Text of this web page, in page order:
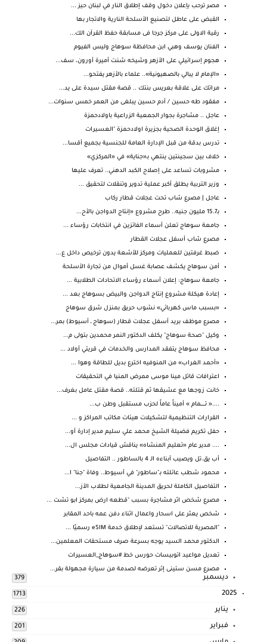
مصر ترحب بإعلان دخول وقف إطلاق النار في لبنان حيز ...
القبض على عاطل لتصنيع الأسلحة النارية والاتجار بها
رقية الاولى على مركز جرجا فى مسابقة حفظ القرآن الك...
الفنان يوسف وهبي ابن محافظة سوهاج وليس الفيوم
هجوم إسرائيلي على الأزهر وشيخه شنت أميرة أورون، سف...
«الإمام لا يبالي بالصهيونية».. علماء بالأزهر يفتحو...
مراتك على علاقة بعريس بنتك .. قصة مقتل سيدة على يد...
مفقود طه حسين / أدم حسين يبلغى من العمر خمس سنوات...
عاجل .. مشاجرة بجوار الجمعية الزراعية باولادحمزة
إغلاق الوحدة الصحية بجزيرة اولادحمزة "العسيرات
تدرس بدقة من قبل الإدارة العامة للجنسية بجميع أقسا...
خلاف بين سجينتين ينتهي بـ«جناية» في «المركزي»
مشروبات تساعد على إصلاح الكبد الدهني.. تعرف عليها
وزير التربية يطلق أكبر عملية تدوير وتنقلات لتحقيق ...
عاجل | مصرع شاب تحت عجلات قطار ركاب
بـ15.7 مليون جنيه.. طرح مشروع «إنتاج الدواجن بالأح...
جامعة سوهاج تعلن أسماء الفائزين في انتخابات رؤساء ...
مصرع شاب أسفل عجلات القطار
ضبط غرفتين للعمليات ومركز للأشعة يدون ترخيص داخل ع...
أمن سوهاج يكشف عصابة غسل أموال من تجارة الأسلحة
جامعة سوهاج: إعلان أسماء رؤساء الاتحادات الطلابية ...
إعادة هيكلة مشروع إنتاج الدواجن والبيض بسوهاج بعد ...
«بسبب ماس كهربائي» نشوب حريق بمنزل شرق سوهاج
مصرع موظف بريد أسفل عجلات قطار (سوهاج ـ أسيوط) بمر...
وكيل "صحة سوهاج" يكلف الدكتور النمر محمدين بتولى م...
محافظ سوهاج يتفقد المدارس والخدمات في قريتي أولاد ...
«أحمد الغراب» من المنوفيه اخترع بديل للطاقة وهوا ...
اعترافات قاتل مينا موسى ممرض المنيا في التحقيقات
خانت زوجها مع عشيقها ثم قتلته.. قصة مقتل عامل بغرف...
....« تـــــــمام » أميناً عاماً لحزب مستقبل وطن ب...
القرارات التنظيمية لتشكيلات هيئات مكاتب المراكز و ...
حفل تكريم فضيلة الشيخ محمد علي سليم مدير إدارة أو...
.... مدير عام «تعليم المنشاه» يناقش قيادات مجلس ال...
أب يق.تل ويصيب أبناءه الـ 4 بالساطور .. التفاصيل
محمود شطب عائلته بـ"ساطور" في أسيوط.. وفاة "جنا" ا...
التفاصيل الكاملة لحريق المدينة الجامعية لطلاب الأز...
مصرع شخص اثر مشاجرة بسبب "قطعه ارض بمركز ابو تشت ...
شخص يعثر على اسحار واعمال اثناء دفن عمه باحد المقابر
"المصرية للاتصالات" تستعد لإطلاق خدمة eSIM رسميًا ...
الدكتور محمد السيد يوجه بسرعة صرف مستحقات المعلمين...
تعديل مواعيد اتوبيسات حورس خط #سوهاج_العسيرات
مصرع مسن ستينى إثر تعرضه لصدمة من سيارة مجهولة بقر...
ديسمبر 379
2025
1713
يناير 226
فبراير 201